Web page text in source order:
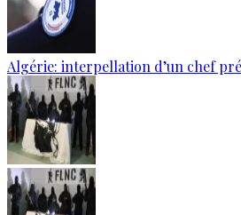
Algérie: interpellation d’un chef